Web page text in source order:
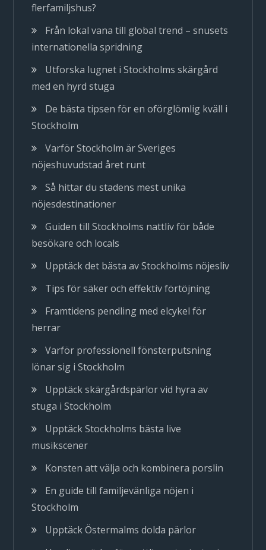
flerfamiljshus?
Från lokal vana till global trend – snusets
internationella spridning
Utforska lugnet i Stockholms skärgård
med en hyrd stuga
De bästa tipsen för en oförglömlig kväll i
Stockholm
Varför Stockholm är Sveriges
nöjeshuvudstad året runt
Så hittar du stadens mest unika
nöjesdestinationer
Guiden till Stockholms nattliv för både
besökare och locals
Upptäck det bästa av Stockholms nöjesliv
Tips för säker och effektiv förtöjning
Framtidens pendling med elcykel för
herrar
Varför professionell fönsterputsning
lönar sig i Stockholm
Upptäck skärgårdspärlor vid hyra av
stuga i Stockholm
Upptäck Stockholms bästa live
musikscener
Konsten att välja och kombinera porslin
En guide till familjevänliga nöjen i
Stockholm
Upptäck Östermalms dolda pärlor